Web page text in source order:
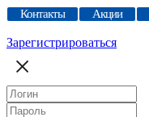
Контакты Акции
Зарегистрироваться